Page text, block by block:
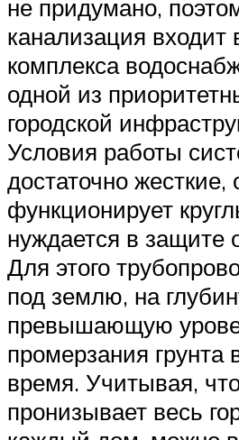
не придумано,
канализация входит
комплекса
одной из
городской
Условия работы
достаточно жесткие,
функционирует
нуждается в защите
Для этого
под землю, на
превышающую
промерзания грунта
время. Учитывая,
пронизывает весь